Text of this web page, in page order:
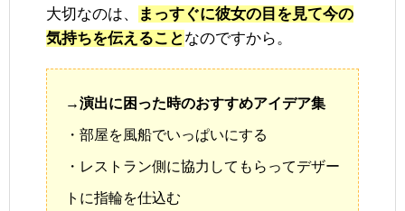
大切なのは、
まっすぐに彼女の目を見て今の
気持ちを伝えることなのですから。
→演出に困った時のおすすめアイデア集
・部屋を風船でいっぱいにする
・レストラン側に協力してもらってデザー
トに指輪を仕込む